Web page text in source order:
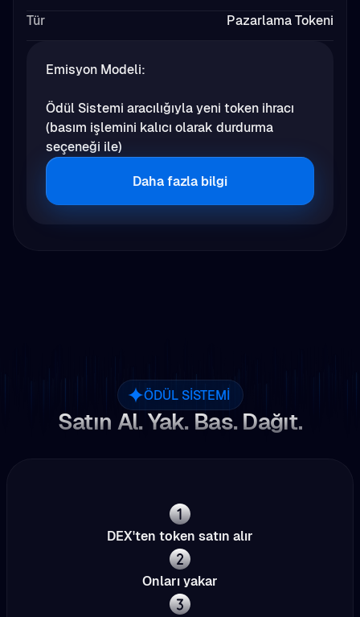
Tür
Pazarlama Tokeni
Emisyon Modeli:
Ödül Sistemi aracılığıyla yeni token ihracı
(basım işlemini kalıcı olarak durdurma
seçeneği ile)
Daha fazla bilgi
ÖDÜL SISTEMI
Satın Al. Yak. Bas. Dağıt.
DEX'ten token satın alır
Onları yakar